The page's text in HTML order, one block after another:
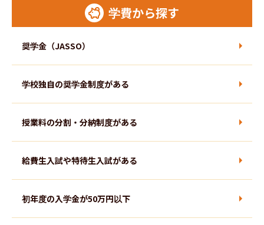
歯学部
看護学部
保健学部
評定平均4.0以下で出願可能な選抜がある
学費から探す
奨学金（JASSO）
学校独自の奨学金制度がある
授業料の分割・分納制度がある
給費生入試や特待生入試がある
初年度の入学金が50万円以下